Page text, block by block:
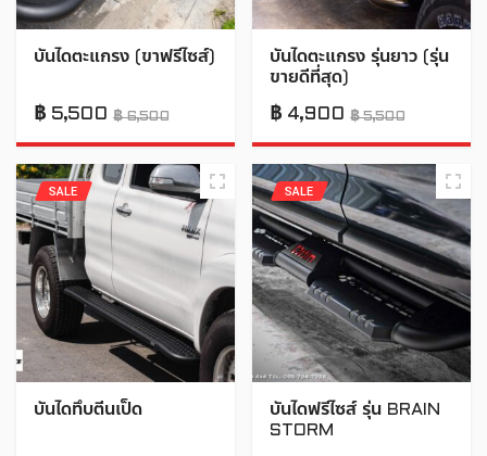
บันไดตะแกรง (ขาฟรีไซส์)
฿ 5,500 ฿6,500
บันไดตะแกรง รุ่นยาว (รุ่น
ขายดีที่สุด)
฿ 4,900 ฿5,500
SALE
บันไดทึบตีนเป็ด
SALE
บันไดฟรีไซส์ รุ่น BRAIN
STORM